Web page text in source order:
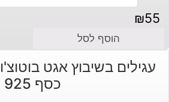
₪55
הוסף לסל
עגילים בשיבוץ אגט
כסף 925